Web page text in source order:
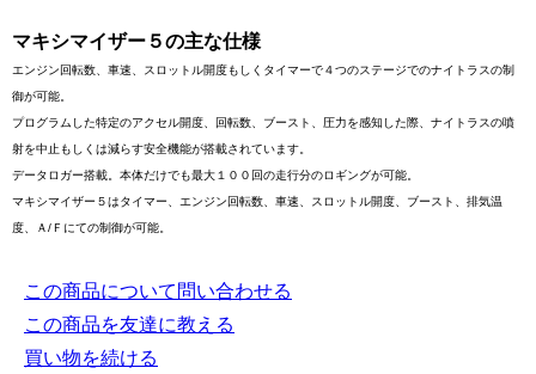
マキシマイザー５の主な仕様
エンジン回転数、車速、スロットル開度もしくタイマーで４つのステージでのナイトラスの制
御が可能。
プログラムした特定のアクセル開度、回転数、ブースト、圧力を感知した際、ナイトラスの噴
射を中止もしくは減らす安全機能が搭載されています。
データロガー搭載。本体だけでも最大１００回の走行分のロギングが可能。
マキシマイザー５はタイマー、エンジン回転数、車速、スロットル開度、ブースト、排気温
度、Ａ/Ｆにての制御が可能。
この商品について問い合わせる
この商品を友達に教える
買い物を続ける